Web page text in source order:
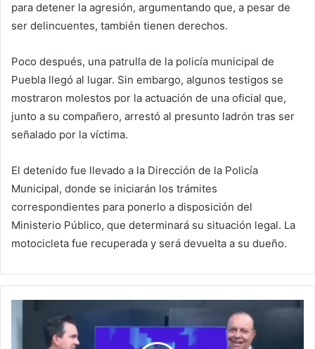
para detener la agresión, argumentando que, a pesar de
ser delincuentes, también tienen derechos.
Poco después, una patrulla de la policía municipal de
Puebla llegó al lugar. Sin embargo, algunos testigos se
mostraron molestos por la actuación de una oficial que,
junto a su compañero, arrestó al presunto ladrón tras ser
señalado por la víctima.
El detenido fue llevado a la Dirección de la Policía
Municipal, donde se iniciarán los trámites
correspondientes para ponerlo a disposición del
Ministerio Público, que determinará su situación legal. La
motocicleta fue recuperada y será devuelta a su dueño.